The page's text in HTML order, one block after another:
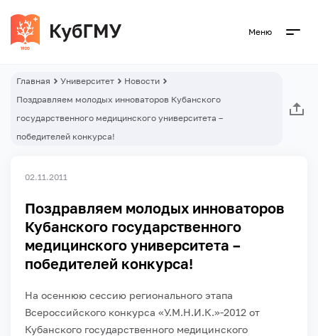
Меню
Главная Университет
Новости
Поздравляем молодых инноваторов Кубанского
государственного медицинского университета –
победителей конкурса!
02.11.2011
Поздравляем молодых инноваторов
Кубанского государственного
медицинского университета –
победителей конкурса!
На осеннюю сессию регионального этапа
Всероссийского конкурса «У.М.Н.И.К.»-2012 от
Кубанского государственного медицинского